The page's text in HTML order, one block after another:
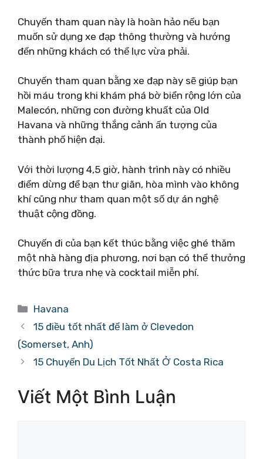
Chuyến tham quan này là hoàn hảo nếu bạn
muốn sử dụng xe đạp thông thường và hướng
đến những khách có thể lực vừa phải.
Chuyến tham quan bằng xe đạp này sẽ giúp bạn
hồi máu trong khi khám phá bờ biển rộng lớn của
Malecón, những con đường khuất của Old
Havana và những thắng cảnh ấn tượng của
thành phố hiện đại.
Với thời lượng 4,5 giờ, hành trình này có nhiều
điểm dừng để bạn thư giãn, hòa mình vào không
khí cũng như tham quan một số dự án nghệ
thuật cộng đồng.
Chuyến đi của bạn kết thúc bằng việc ghé thăm
một nhà hàng địa phương, nơi bạn có thể thưởng
thức bữa trưa nhẹ và cocktail miễn phí.
Danh
mục
Havana
15 điều tốt nhất để làm ở Clevedon
(Somerset, Anh)
15 Chuyến Du Lịch Tốt Nhất Ở Costa Rica
Viết Một Bình Luận